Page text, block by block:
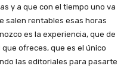
y a que con el tiempo uno va
salen rentables esas horas
es la experiencia, que de
ofreces, que es el único
las editoriales para pasarte